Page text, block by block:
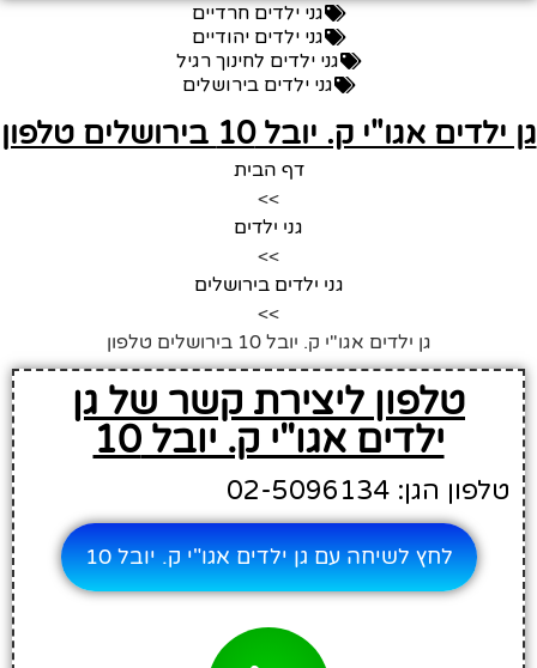
גני ילדים חרדיים
גני ילדים יהודיים
גני ילדים לחינוך רגיל
גני ילדים בירושלים
ילדים אגו"י ק. יובל 10 בירושלים טלפון
דף הבית
>>
גני ילדים
>>
גני ילדים בירושלים
>>
גן ילדים אגו"י ק. יובל 10 בירושלים טלפון
טלפון ליצירת קשר של גן
ילדים אגו"י ק. יובל 10
טלפון הגן: 02-5096134
לחץ לשיחה עם גן ילדים אגו"י ק. יובל 10